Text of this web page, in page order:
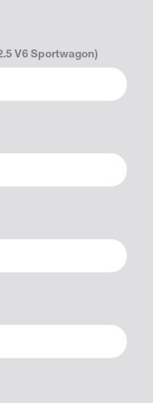
V6 Sportwagon)